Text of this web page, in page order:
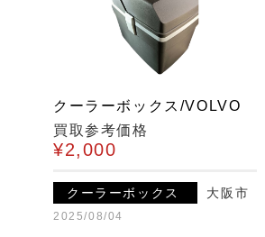
クーラーボックス/VOLVO
買取参考価格
¥2,000
クーラーボックス 大阪市
2025/08/04